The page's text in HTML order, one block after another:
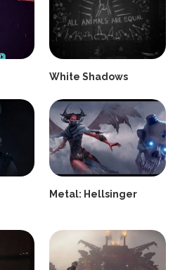
White Shadows
Metal: Hellsinger